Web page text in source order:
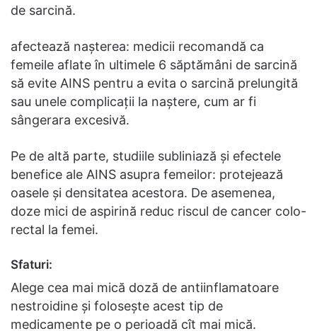
de sarcină.
afectează nașterea: medicii recomandă ca
femeile aflate în ultimele 6 săptămâni de sarcină
să evite AINS pentru a evita o sarcină prelungită
sau unele complicații la naștere, cum ar fi
sângerara excesivă.
Pe de altă parte, studiile subliniază și efectele
benefice ale AINS asupra femeilor: protejează
oasele și densitatea acestora. De asemenea,
doze mici de aspirină reduc riscul de cancer colo-
rectal la femei.
Sfaturi:
Alege cea mai mică doză de antiinflamatoare
nestroidine și folosește acest tip de
medicamente pe o perioadă cît mai mică.